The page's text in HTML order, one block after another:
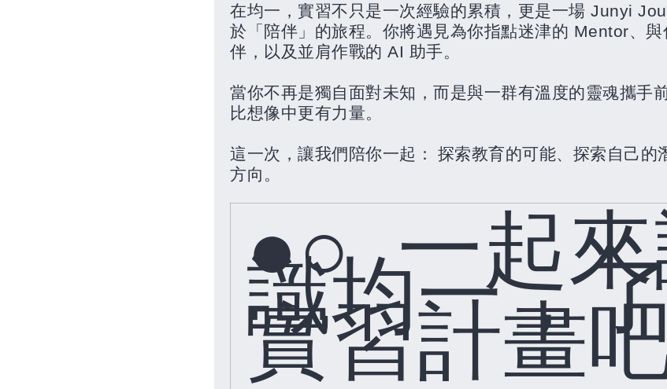
在均一，實習不只是一次經驗的累積，更是一場 Junyi
於「陪伴」的旅程。你將遇見為你指點迷津的 Mentor、
伴，以及並肩作戰的 AI 助手。
當你不再是獨自面對未知，而是與一群有溫度的靈魂攜手
比想像中更有力量。
這一次，讓我們陪你一起：
探索教育的可能、探索自己的
方向。
●○一起
識均一，
實習計畫